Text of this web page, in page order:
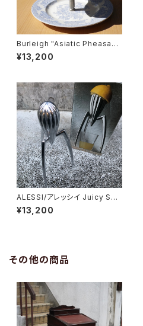
Burleigh "Asiatic Pheasant
s" ケーキスタンド
¥13,200
ALESSI/アレッシイ Juicy Sali
f レモンスクイーザー
¥13,200
その他の商品